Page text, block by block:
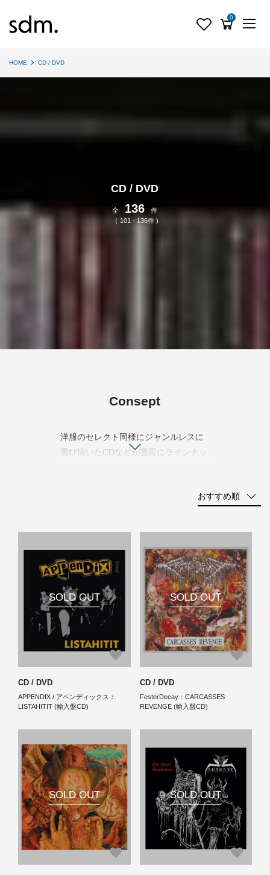
0
HOME CD / DVD
CD / DVD
全 136
件
（ 101 - 136件 )
Consept
洋服のセレクト同様にジャンルレスに
選び抜いたCDなどが豊富にラインナッ
格もお求め易い設定になってると思い
だからこそ。 身なりだけでなく、耳も
着飾って頂けたら幸いです。店頭／通
販共に好評発売中。
おすすめ順
SOLD OUT
CD / DVD
APPENDIX / アペンディックス：
LISTAHITIT (輸入盤CD)
SOLD OUT
CD / DVD
FesterDecay：CARCASSES
REVENGE (輸入盤CD)
SOLD OUT SOLD OUT